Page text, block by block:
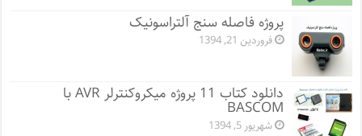
پروژه فاصله سنج آلتراسونیک
فروردین 21, 1394
دانلود کتاب 11 پروژه میکروکنترلر AVR با
BASCOM
شهریور 5, 1394